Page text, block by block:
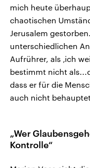
mich heute
chaotischen
Jerusalem
unterschiedlichen
Aufrührer, als ‚ich
bestimmt nicht
dass er für die
auch nicht
„Wer
Kontrolle“